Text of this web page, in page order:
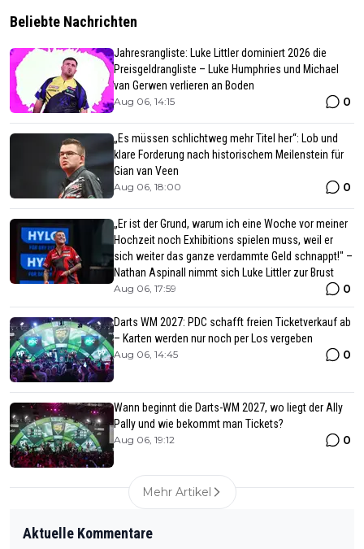
Beliebte Nachrichten
Jahresrangliste: Luke Littler dominiert 2026 die
Preisgeldrangliste – Luke Humphries und Michael
van Gerwen verlieren an Boden
Aug 06, 14:15 0
„Es müssen schlichtweg mehr Titel her“: Lob und
klare Forderung nach historischem Meilenstein für
Gian van Veen
Aug 06, 18:00 0
„Er ist der Grund, warum ich eine Woche vor meiner
Hochzeit noch Exhibitions spielen muss, weil er
sich weiter das ganze verdammte Geld schnappt!" –
Nathan Aspinall nimmt sich Luke Littler zur Brust
Aug 06, 17:59 0
Darts WM 2027: PDC schafft freien Ticketverkauf ab
– Karten werden nur noch per Los vergeben
Aug 06, 14:45 0
Wann beginnt die Darts-WM 2027, wo liegt der Ally
Pally und wie bekommt man Tickets?
Aug 06, 19:12 0
Mehr Artikel
Aktuelle Kommentare